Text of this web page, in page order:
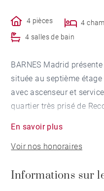
4 pièces
4
4 salles de bain
BARNES Madrid
située au septième
avec ascenseur et
quartier très prisé de
D'une superficie de 307
spectaculaire terrasse de
imbattable.
En savoir plus
Voir nos honoraires
Informations sur